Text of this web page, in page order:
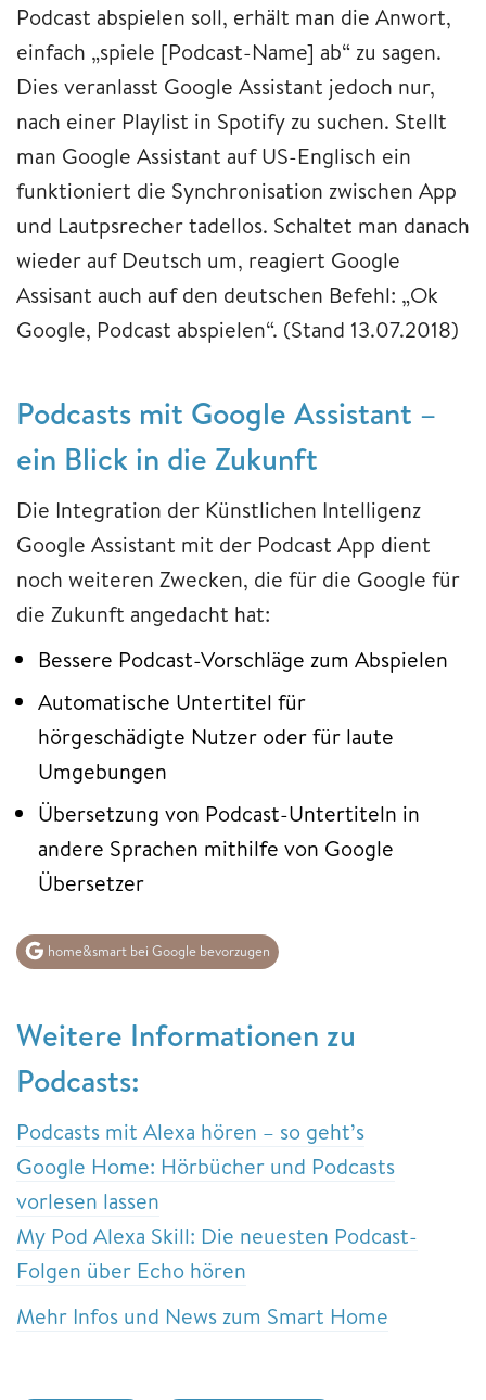
Podcast abspielen soll, erhält man die Anwort,
einfach „spiele [Podcast-Name] ab“ zu sagen.
Dies veranlasst Google Assistant jedoch nur,
nach einer Playlist in Spotify zu suchen. Stellt
man Google Assistant auf US-Englisch ein
funktioniert die Synchronisation zwischen App
und Lautpsrecher tadellos. Schaltet man danach
wieder auf Deutsch um, reagiert Google
Assisant auch auf den deutschen Befehl: „Ok
Google, Podcast abspielen“. (Stand 13.07.2018)
Podcasts mit Google Assistant –
ein Blick in die Zukunft
Die Integration der Künstlichen Intelligenz
Google Assistant mit der Podcast App dient
noch weiteren Zwecken, die für die Google für
die Zukunft angedacht hat:
Bessere Podcast-Vorschläge zum Abspielen
Automatische Untertitel für
hörgeschädigte Nutzer oder für laute
Umgebungen
Übersetzung von Podcast-Untertiteln in
andere Sprachen mithilfe von Google
Übersetzer
home&smart bei Google bevorzugen
Weitere Informationen zu
Podcasts:
Podcasts mit Alexa hören – so geht’s
Google Home: Hörbücher und Podcasts
vorlesen lassen
My Pod Alexa Skill: Die neuesten Podcast-
Folgen über Echo hören
Mehr Infos und News zum Smart Home